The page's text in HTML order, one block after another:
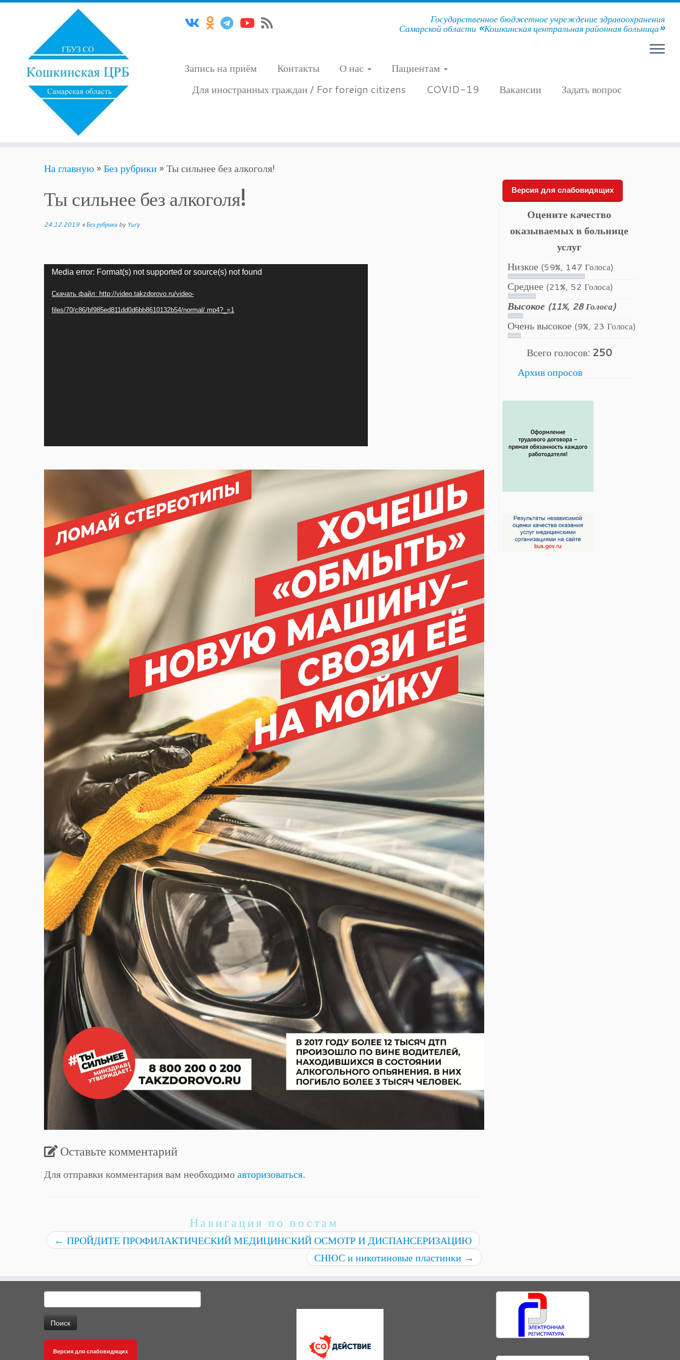
Государственное бюджетное учреждение здравоохранения
Самарской области «Кошкинская центральная районная больница»
Запись на приём Контакты О нас
Пациентам
Для иностранных граждан / For foreign citizens
COVID-19 Вакансии Задать вопрос
На главную»Без рубрики»Ты сильнее без алкоголя!
Ты сильнее без алкоголя!
24.12.2019 вБез рубрики by Yury
Видеоплеер
Media error: Format(s) not supported or source(s) not found
Скачать файл: http://video.takzdorovo.ru/video-
files/70/c86/bf985ed811dd0d6bb8610132b54/normal/.mp4?_=1
Оставьте комментарий
Для отправки комментария вам необходимоавторизоваться.
Навигация по постам
← ПРОЙДИТЕ ПРОФИЛАКТИЧЕСКИЙ МЕДИЦИНСКИЙ ОСМОТР И ДИСПАНСЕРИЗАЦИЮ
СНЮС и никотиновые пластинки →
Версия для слабовидящих
Оцените качество
оказываемых в больнице
услуг
Низкое (59%, 147 Голоса)
Среднее (21%, 52 Голоса)
Высокое (11%, 28 Голоса)
Очень высокое (9%, 23 Голоса)
Всего голосов: 250
Архив опросов
Версия для слабовидящих